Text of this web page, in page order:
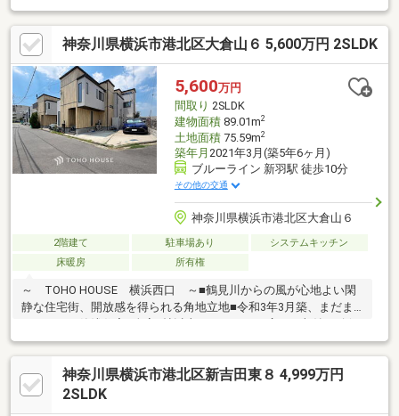
家探しをお約束します。お家探しを始めてみようと思われたらま
ずは、お気軽に東宝ハウス新横浜に相談してみませんか？何も決
まっていなくて大丈夫！まずはお客様の夢をお聞かせください！
「行って良かったね」と思っていただけるように、スタッフ一同
【夢に人に住まいに本気です！】お客様のお問合せをお待ちして
おります☆
神奈川県横浜市港北区大倉山６ 5,600万円 2SLDK
5,600万円
間取り 2SLDK
建物面積89.01m2
土地面積75.59m2
築年月 2021年3月(築5年6ヶ月)
ブルーライン 新羽駅 徒歩10分
その他の交通
神奈川県横浜市港北区大倉山６
2階建て 駐車場あり
システムキッチン
床暖房
所有権
～ TOHO HOUSE 横浜西口 ～■鶴見川からの風が心地よい閑
静な住宅街、開放感を得られる角地立地■令和3年3月築、まだま
したファミリーに嬉しい4部屋タイプの間取り■陽当たりとプライ
バシーに考慮した2階リビング、約16帖の開放感！床暖房を完備
しています■家事をしながら会話がはずむ対面キッチンを採用、
リビングも見渡せ小さなお子様も安心して見守れます■ブルーラ
神奈川県横浜市港北区新吉田東８ 4,999万円
2SLDK